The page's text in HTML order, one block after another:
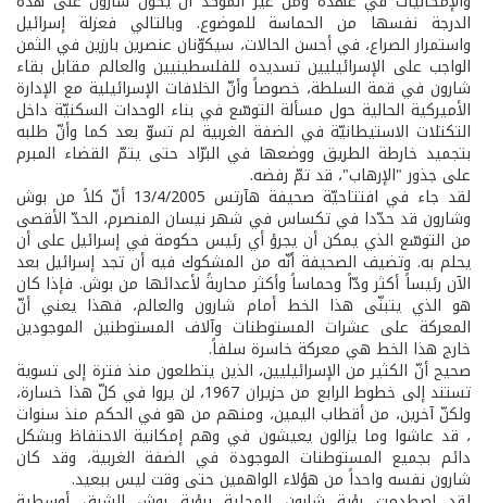
الدرجة نفسها من الحماسة للموضوع. وبالتالي فعزلة إسرائيل
واستمرار الصراع، في أحسن الحالات، سيكوّنان عنصرين بارزين في الثمن
الواجب على الإسرائيليين تسديده للفلسطينيين والعالم مقابل بقاء
شارون في قمة السلطة، خصوصاً وأنّ الخلافات الإسرائيلية مع الإدارة
الأميركية الحالية حول مسألة التوسّع في بناء الوحدات السكنيّة داخل
التكتلات الاستيطانيّة في الضفة الغربية لم تسوّ بعد كما وأنّ طلبه
بتجميد خارطة الطريق ووضعها في البرّاد حتى يتمّ القضاء المبرم
على جذور "الإرهاب"، قد تمّ رفضه.
لقد جاء في افتتاحيّة صحيفة هآرتس 13/4/2005 أنّ كلاً من بوش
وشارون قد حدّدا في تكساس في شهر نيسان المنصرم، الحدّ الأقصى
من التوسّع الذي يمكن أن يجرؤ أي رئيس حكومة في إسرائيل على أن
يحلم به. وتضيف الصحيفة أنّه من المشكوك فيه أن تجد إسرائيل بعد
الآن رئيساً أكثر ودّاً وحماساً وأكثر محاربةً لأعدائها من بوش. فإذا كان
هو الذي يتبنّى هذا الخط أمام شارون والعالم، فهذا يعني أنّ
المعركة على عشرات المستوطنات وآلاف المستوطنين الموجودين
خارج هذا الخط هي معركة خاسرة سلفاً.
صحيح أنّ الكثير من الإسرائيليين، الذين يتطلعون منذ فترة إلى تسوية
تستند إلى خطوط الرابع من حزيران 1967، لن يروا في كلّ هذا خسارة،
ولكنّ آخرين، من أقطاب اليمين، ومنهم من هو في الحكم منذ سنوات
، قد عاشوا وما يزالون يعيشون في وهم إمكانية الاحتفاظ وبشكل
دائم بجميع المستوطنات الموجودة في الضفة الغربية، وقد كان
شارون نفسه واحداً من هؤلاء الواهمين حتى وقت ليس ببعيد.